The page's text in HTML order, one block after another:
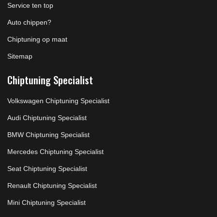
Service ten top
Auto chippen?
Chiptuning op maat
Sitemap
Chiptuning Specialist
Volkswagen Chiptuning Specialist
Audi Chiptuning Specialist
BMW Chiptuning Specialist
Mercedes Chiptuning Specialist
Seat Chiptuning Specialist
Renault Chiptuning Specialist
Mini Chiptuning Specialist